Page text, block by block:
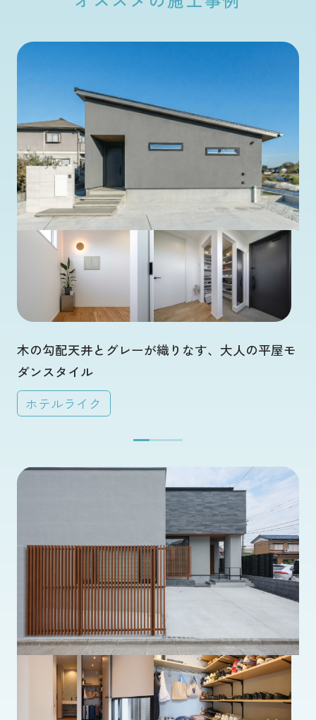
木の勾配天井とグレーが織りなす、大人の平屋モ
ダンスタイル
ホテルライク